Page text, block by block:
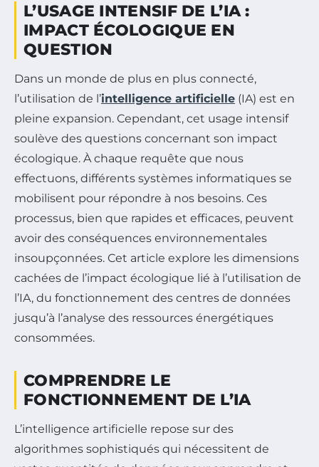
L’USAGE INTENSIF DE L’IA :
IMPACT ÉCOLOGIQUE EN
QUESTION
Dans un monde de plus en plus connecté,
l’utilisation de l’intelligence artificielle (IA) est en
pleine expansion. Cependant, cet usage intensif
soulève des questions concernant son impact
écologique. À chaque requête que nous
effectuons, différents systèmes informatiques se
mobilisent pour répondre à nos besoins. Ces
processus, bien que rapides et efficaces, peuvent
avoir des conséquences environnementales
insoupçonnées. Cet article explore les dimensions
cachées de l’impact écologique lié à l’utilisation de
l’IA, du fonctionnement des centres de données
jusqu’à l’analyse des ressources énergétiques
consommées.
COMPRENDRE LE
FONCTIONNEMENT DE L’IA
L’intelligence artificielle repose sur des
algorithmes sophistiqués qui nécessitent de